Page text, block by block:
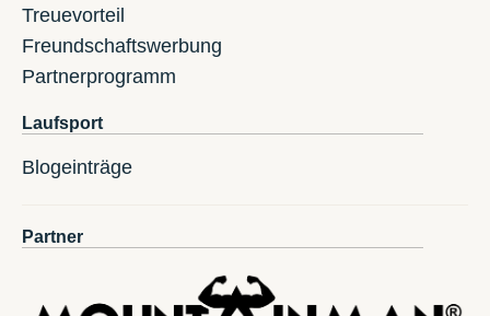
Treuevorteil
Freundschaftswerbung
Partnerprogramm
Laufsport
Blogeinträge
Partner